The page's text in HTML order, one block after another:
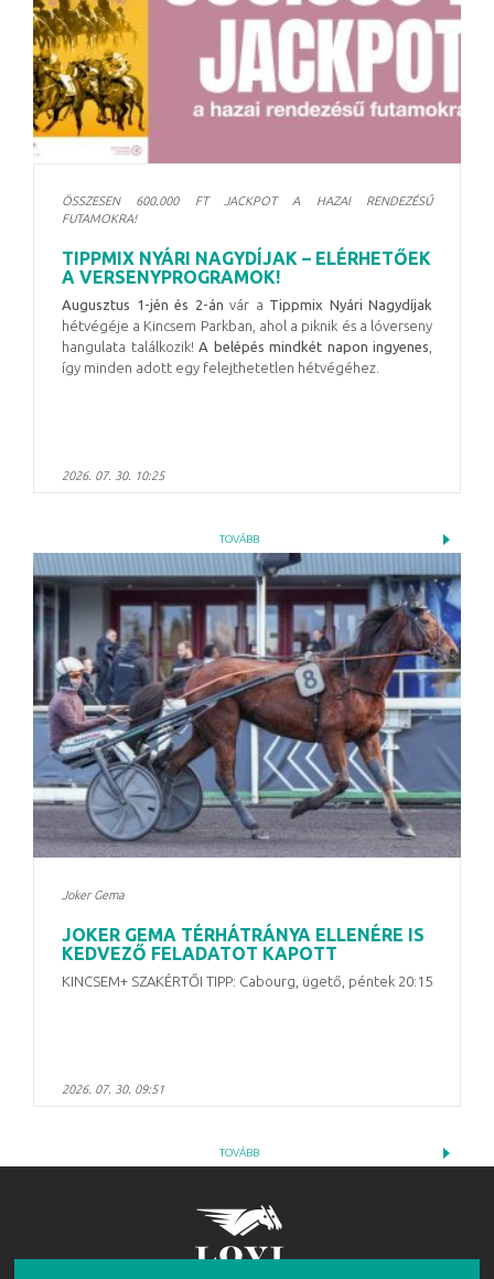
ÖSSZESEN 600.000 FT JACKPOT A HAZAI RENDEZÉSŰ
FUTAMOKRA!
TIPPMIX NYÁRI NAGYDÍJAK – ELÉRHETŐEK
A VERSENYPROGRAMOK!
Augusztus 1-jén és 2-án vár a Tippmix Nyári Nagydíjak
hétvégéje a Kincsem Parkban, ahol a piknik és a lóverseny
hangulata találkozik! A belépés mindkét napon ingyenes
így minden adott egy felejthetetlen hétvégéhez.
2026. 07. 30. 10:25
TOVÁBB
Joker Gema
JOKER GEMA TÉRHÁTRÁNYA ELLENÉRE IS
KEDVEZŐ FELADATOT KAPOTT
KINCSEM+ SZAKÉRTŐI TIPP: Cabourg, ügető, péntek 20:15
2026. 07. 30. 09:51
TOVÁBB